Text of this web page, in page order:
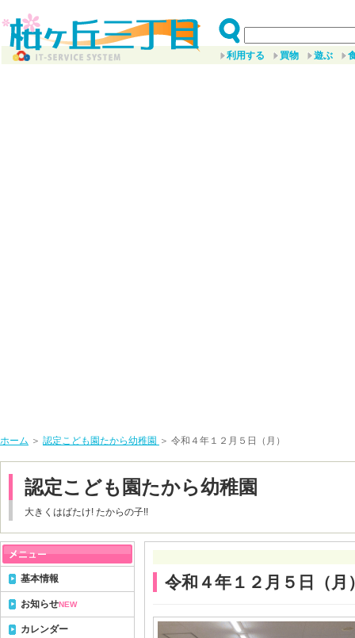
利用する 買物 遊ぶ
ホーム ＞ 認定こども園たから幼稚園 ＞ 令和４年１２月５日（月）
認定こども園たから幼稚園
大きくはばたけ! たからの子!!
令和４年１２月５日（月
基本情報
お知らせNEW
カレンダー